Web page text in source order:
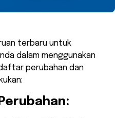
terbaru untuk
dalam menggunakan
perubahan dan